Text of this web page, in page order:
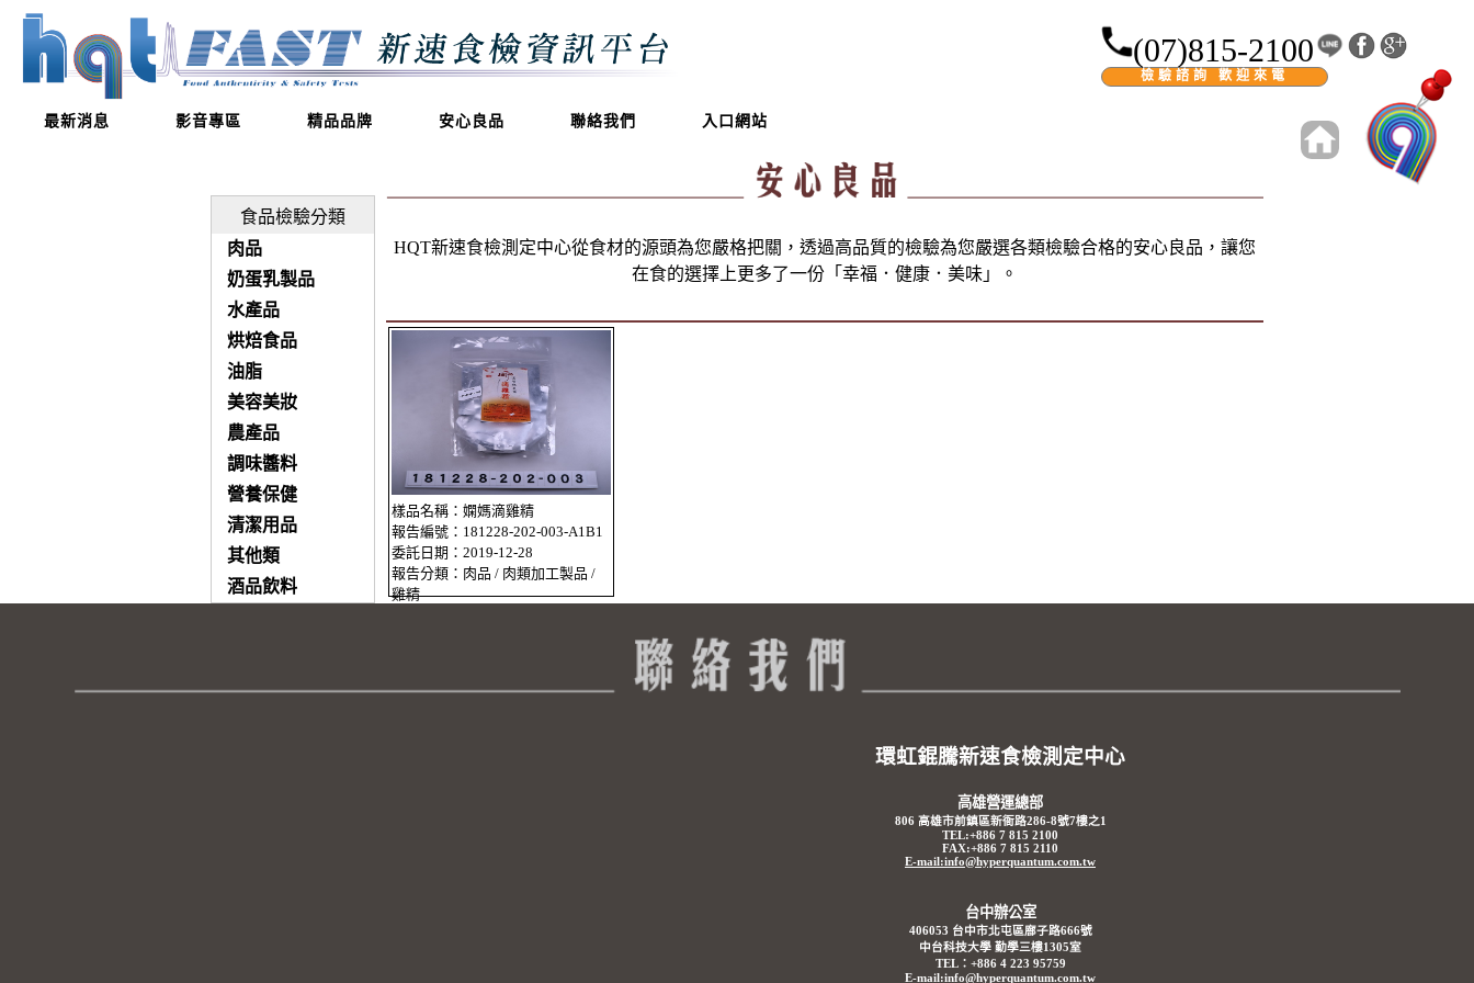
(07)815-2100
檢驗諮詢 歡迎來電
最新消息 影音專區 精品品牌 安心良品 聯絡我們 入口網站
食品檢驗分類
肉品
奶蛋乳製品
水產品
烘焙食品
油脂
美容美妝
農產品
調味醬料
營養保健
清潔用品
其他類
酒品飲料
HQT新速食檢測定中心從食材的源頭為您嚴格把關，透過高品質的檢驗為您嚴選各類檢驗合格的安心良品，讓您
在食的選擇上更多了一份「幸福．健康．美味」。
樣品名稱：嫻媽滴雞精
報告編號：181228-202-003-A1B1
委託日期：2019-12-28
報告分類：肉品 / 肉類加工製品 /
雞精
環虹錕騰新速食檢測定中心
高雄營運總部
806 高雄市前鎮區新衙路286-8號7樓之1
TEL:+886 7 815 2100
FAX:+886 7 815 2110
E-mail:info@hyperquantum.com.tw
台中辦公室
406053 台中市北屯區廍子路666號
中台科技大學 勤學三樓1305室
TEL：+886 4 223 95759
E-mail:info@hyperquantum.com.tw